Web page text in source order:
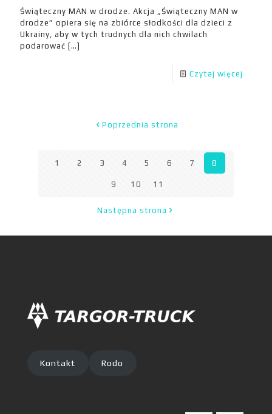
Świąteczny MAN w drodze. Akcja „Świąteczny MAN w
drodze” opiera się na zbiórce słodkości dla dzieci z
Ukrainy, aby w tych trudnych dla nich chwilach
podarować […]
Czytaj więcej
Poprzednia strona
1 2 3 4 5 6 7 8
9 10 11
Następna strona
Kontakt Rodo